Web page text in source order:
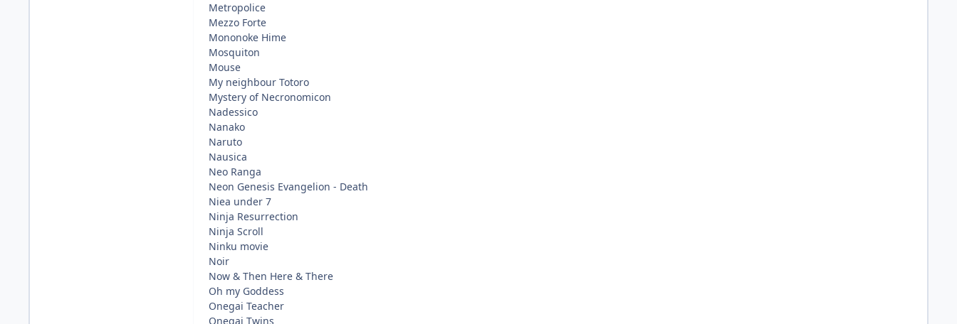
Metropolice
Mezzo Forte
Mononoke Hime
Mosquiton
Mouse
My neighbour Totoro
Mystery of Necronomicon
Nadessico
Nanako
Naruto
Nausica
Neo Ranga
Neon Genesis Evangelion - Death
Niea under 7
Ninja Resurrection
Ninja Scroll
Ninku movie
Noir
Now & Then Here & There
Oh my Goddess
Onegai Teacher
Onegai Twins